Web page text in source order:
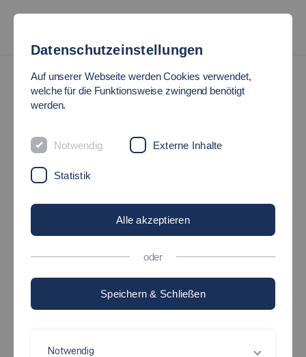
Datenschutzeinstellungen
Auf unserer Webseite werden Cookies verwendet,
welche für die Funktionsweise zwingend benötigt
werden.
Notwendig Externe Inhalte
Statistik
Alle akzeptieren
oder
Speichern & Schließen
Notwendig